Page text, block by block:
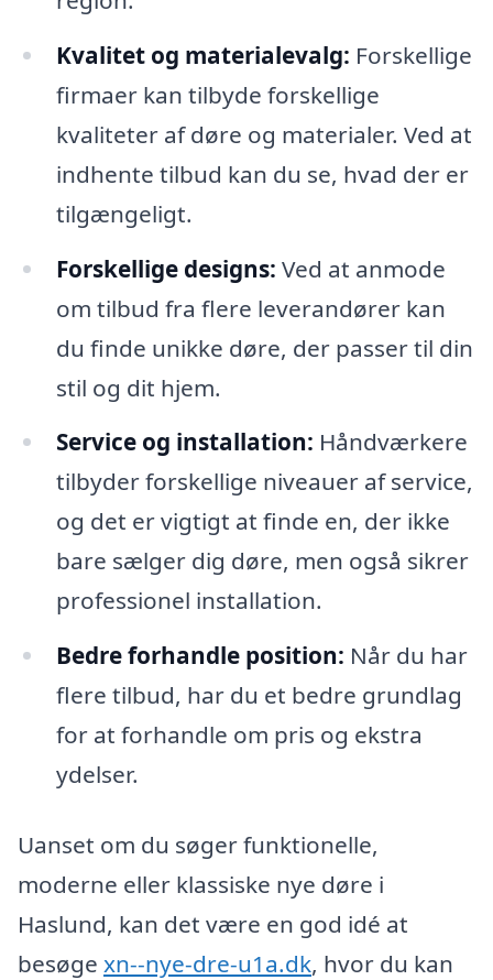
Kvalitet og materialevalg: Forskellige
firmaer kan tilbyde forskellige
kvaliteter af døre og materialer. Ved at
indhente tilbud kan du se, hvad der er
tilgængeligt.
Forskellige designs: Ved at anmode
om tilbud fra flere leverandører kan
du finde unikke døre, der passer til din
stil og dit hjem.
Service og installation: Håndværkere
tilbyder forskellige niveauer af service,
og det er vigtigt at finde en, der ikke
bare sælger dig døre, men også sikrer
professionel installation.
Bedre forhandle position: Når du har
flere tilbud, har du et bedre grundlag
for at forhandle om pris og ekstra
ydelser.
Uanset om du søger funktionelle,
moderne eller klassiske nye døre i
Haslund, kan det være en god idé at
besøge xn--nye-dre-u1a.dk, hvor du kan